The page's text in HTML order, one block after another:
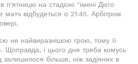
на стадіоні "імені Дієго
відбудеться о 21:45. Арбітром
не найвиразнішою грою, тому її
Щоправда, і цього дня треба комусь
залишилося більше, ніж задіяних в